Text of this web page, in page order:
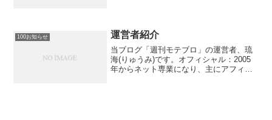
100お知らせ 運営者紹介
当ブログ「週刊モテブロ」の運営者、琉
海(りゅうみ)です。オフィシャル：2005
年からネット専業になり、主にアフィリ